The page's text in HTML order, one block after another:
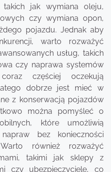
takich jak wymiana oleju,
czy wymiana opon,
pojazdu. Jednak aby
warto rozważyć
usług, takich
czy naprawa systemów
częściej oczekują
dobrze jest mieć w
z konserwacją pojazdów
można pomyśleć o
które umożliwią
bez konieczności
również rozważyć
takimi jak sklepy z
czy ubezpieczyciele, co